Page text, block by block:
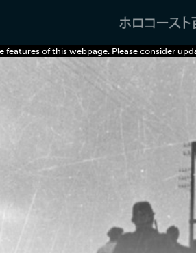
of this webpage. Please consider